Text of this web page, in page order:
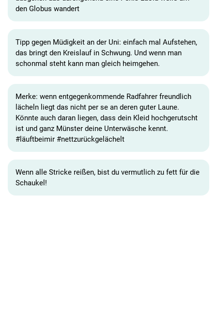
den Globus wandert
Tipp gegen Müdigkeit an der Uni: einfach mal Aufstehen,
das bringt den Kreislauf in Schwung. Und wenn man
schonmal steht kann man gleich heimgehen.
Merke: wenn entgegenkommende Radfahrer freundlich
lächeln liegt das nicht per se an deren guter Laune.
Könnte auch daran liegen, dass dein Kleid hochgerutscht
ist und ganz Münster deine Unterwäsche kennt.
#läuftbeimir #nettzurückgelächelt
Wenn alle Stricke reißen, bist du vermutlich zu fett für die
Schaukel!